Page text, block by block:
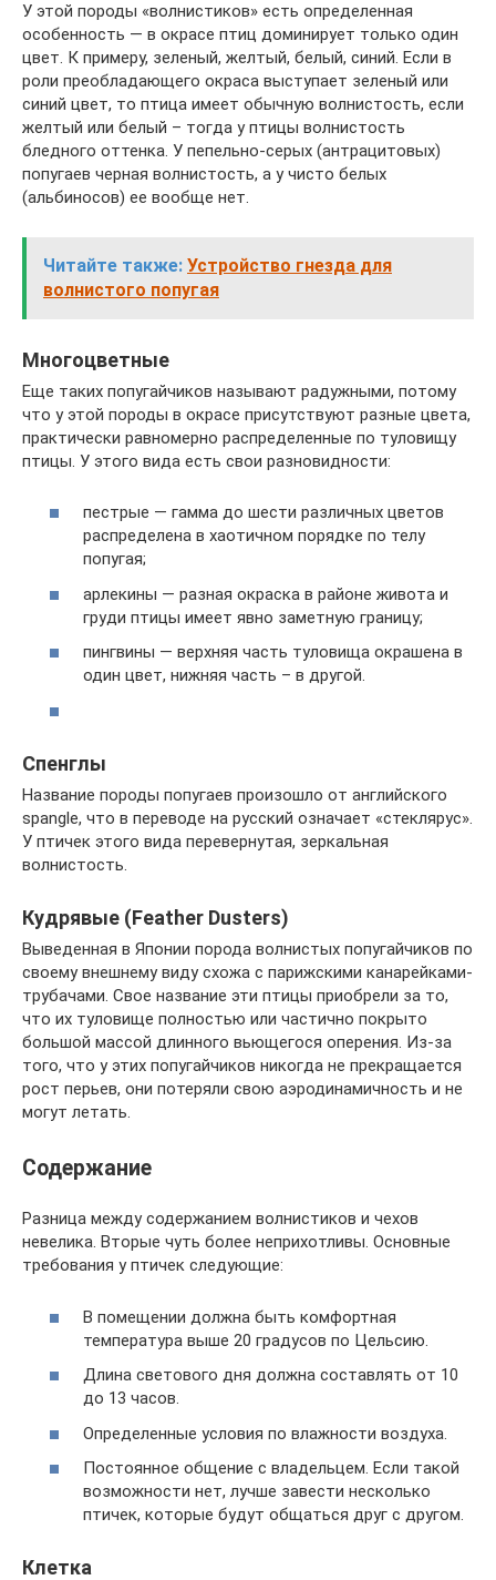
У этой породы «волнистиков» есть определенная
особенность — в окрасе птиц доминирует только один
цвет. К примеру, зеленый, желтый, белый, синий. Если в
роли преобладающего окраса выступает зеленый или
синий цвет, то птица имеет обычную волнистость, если
желтый или белый – тогда у птицы волнистость
бледного оттенка. У пепельно-серых (антрацитовых)
попугаев черная волнистость, а у чисто белых
(альбиносов) ее вообще нет.
Читайте также: Устройство гнезда для
волнистого попугая
Многоцветные
Еще таких попугайчиков называют радужными, потому
что у этой породы в окрасе присутствуют разные цвета,
практически равномерно распределенные по туловищу
птицы. У этого вида есть свои разновидности:
пестрые — гамма до шести различных цветов
распределена в хаотичном порядке по телу
попугая;
арлекины — разная окраска в районе живота и
груди птицы имеет явно заметную границу;
пингвины — верхняя часть туловища окрашена в
один цвет, нижняя часть – в другой.
Спенглы
Название породы попугаев произошло от английского
spangle, что в переводе на русский означает «стеклярус».
У птичек этого вида перевернутая, зеркальная
волнистость.
Кудрявые (Feather Dusters)
Выведенная в Японии порода волнистых попугайчиков по
своему внешнему виду схожа с парижскими канарейками-
трубачами. Свое название эти птицы приобрели за то,
что их туловище полностью или частично покрыто
большой массой длинного вьющегося оперения. Из-за
того, что у этих попугайчиков никогда не прекращается
рост перьев, они потеряли свою аэродинамичность и не
могут летать.
Содержание
Разница между содержанием волнистиков и чехов
невелика. Вторые чуть более неприхотливы. Основные
требования у птичек следующие:
В помещении должна быть комфортная
температура выше 20 градусов по Цельсию.
Длина светового дня должна составлять от 10
до 13 часов.
Определенные условия по влажности воздуха.
Постоянное общение с владельцем. Если такой
возможности нет, лучше завести несколько
птичек, которые будут общаться друг с другом.
Клетка